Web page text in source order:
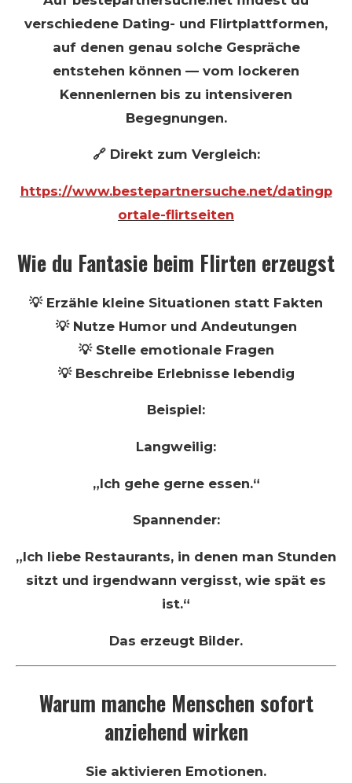
verschiedene Dating- und Flirtplattformen,
auf denen genau solche Gespräche
entstehen können — vom lockeren
Kennenlernen bis zu intensiveren
Begegnungen.
🔗 Direkt zum Vergleich:
https://www.bestepartnersuche.net/datingp
ortale-flirtseiten
Wie du Fantasie beim Flirten erzeugst
💡 Erzähle kleine Situationen statt Fakten
💡 Nutze Humor und Andeutungen
💡 Stelle emotionale Fragen
💡 Beschreibe Erlebnisse lebendig
Beispiel:
Langweilig:
„Ich gehe gerne essen.“
Spannender:
„Ich liebe Restaurants, in denen man Stunden
sitzt und irgendwann vergisst, wie spät es
ist.“
Das erzeugt Bilder.
Warum manche Menschen sofort
anziehend wirken
Sie aktivieren Emotionen.